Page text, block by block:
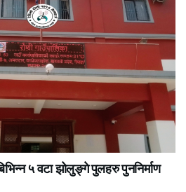
५ वटा झोलुङ्गे पुलहरु पुननिर्माण